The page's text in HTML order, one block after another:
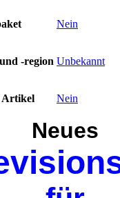
Nein
-region Unbekannt
Artikel Nein
Neues